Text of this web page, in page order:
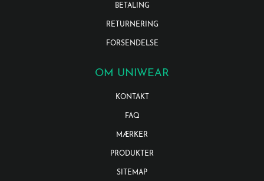
BETALING
RETURNERING
FORSENDELSE
OM UNIWEAR
KONTAKT
FAQ
MÆRKER
PRODUKTER
SITEMAP